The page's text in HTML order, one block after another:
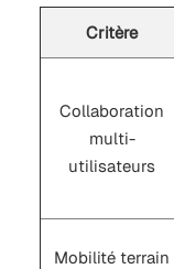
Critère
Collaboration
multi-
utilisateurs
Mobilité terrain